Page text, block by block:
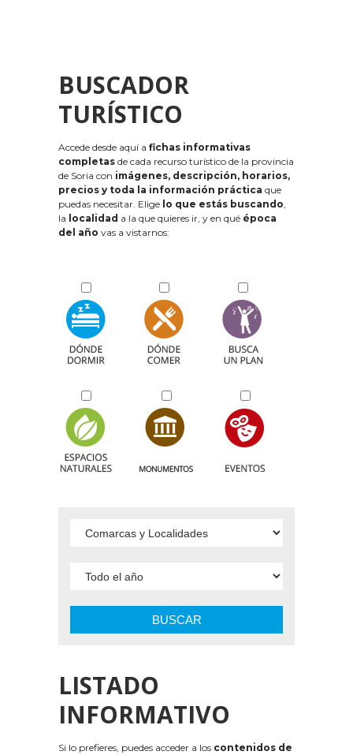
BUSCADOR
TURÍSTICO
Accede desde aquí a fichas informativas
completas de cada recurso turístico de la provincia
de Soria con imágenes, descripción, horarios,
precios y toda la información práctica que
puedas necesitar. Elige lo que estás buscando,
la localidad a la que quieres ir, y en qué época
del año vas a vistarnos:
BUSCAR
LISTADO
INFORMATIVO
Si lo prefieres, puedes acceder a los contenidos de